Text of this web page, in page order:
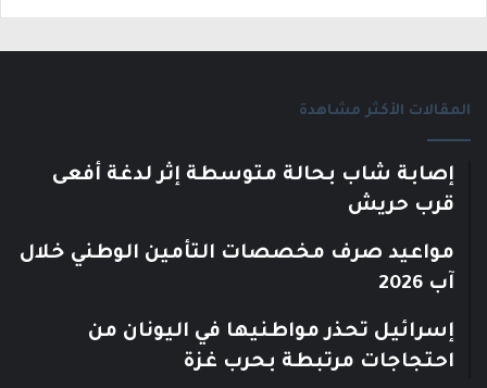
المقالات الأكثر مشاهدة
إصابة شاب بحالة متوسطة إثر لدغة أفعى
قرب حريش
مواعيد صرف مخصصات التأمين الوطني خلال
آب 2026
إسرائيل تحذر مواطنيها في اليونان من
احتجاجات مرتبطة بحرب غزة